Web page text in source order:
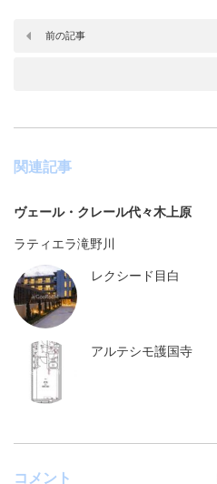
前の記事
関連記事
ヴェール・クレール代々木上原
ラティエラ滝野川
レクシード目白
アルテシモ護国寺
コメント